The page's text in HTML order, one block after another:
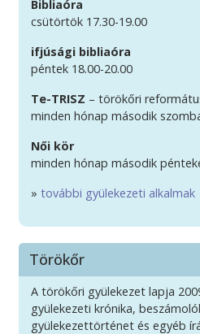
Bibliaóra
csütörtök 17.30-19.00
ifjúsági bibliaóra
péntek 18.00-20.00
Te-TRISZ – törökőri
minden hónap második
Női kör
minden hónap második
» további gyülekezeti alkalmak
Törökőr
A törökőri gyülekezet lapja
gyülekezeti krónika,
gyülekezettörténet és egyéb